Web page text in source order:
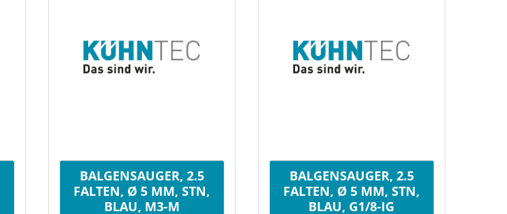
BALGENSAUGER, 2.5
FALTEN, Ø 5 MM, STN,
BLAU, M3-M
BALGENSAUGER, 2.5
FALTEN, Ø 5 MM, STN,
BLAU, G1/8-IG